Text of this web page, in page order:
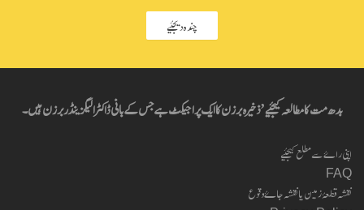
چندہ دیجئیے
بدھ مت کا مطالعہ کیجئیے’ ذخیرہ برزن کا ایک پراجیکٹ ہے جس کے بانی ڈاکٹر الیگزینڈر برزن ہیں۔
اپنی راۓ سے مطلع کیجئیے
FAQ
نقشہ قطعۂ زمین یا نقشہ جاۓ وقوع